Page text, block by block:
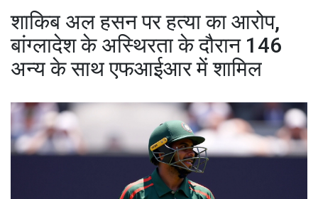
शाकिब अल हसन पर हत्या का आरोप,
बांग्लादेश के अस्थिरता के दौरान 146
अन्य के साथ एफआईआर में शामिल